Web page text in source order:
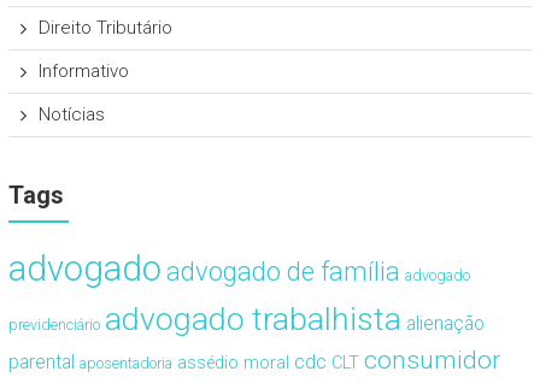
Direito Tributário
Informativo
Notícias
Tags
advogado advogado de família advogado
previdenciário advogado trabalhista alienação
parental aposentadoria assédio moral cdc CLT consumidor